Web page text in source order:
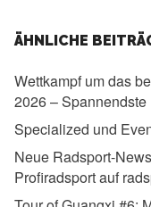
ÄHNLICHE
Wettkampf um das
2026 –
Specialized und
Neue Radsport-
Profiradsport auf